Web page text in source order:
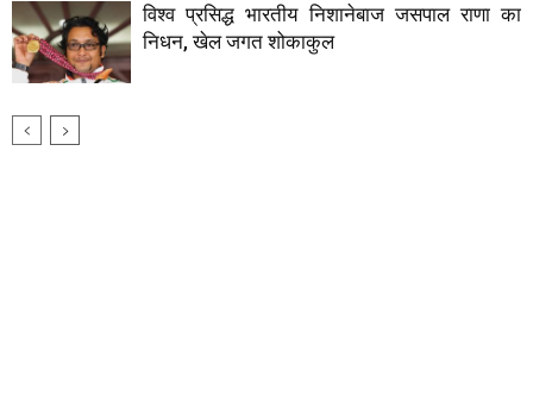
विश्व प्रसिद्ध भारतीय निशानेबाज जसपाल राणा का
निधन, खेल जगत शोकाकुल